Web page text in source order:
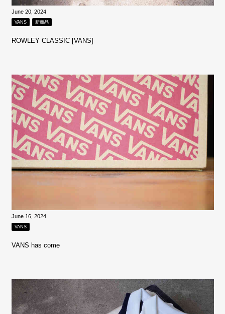
June 20, 2024
VANS 新商品
ROWLEY CLASSIC [VANS]
June 16, 2024
VANS
VANS has come